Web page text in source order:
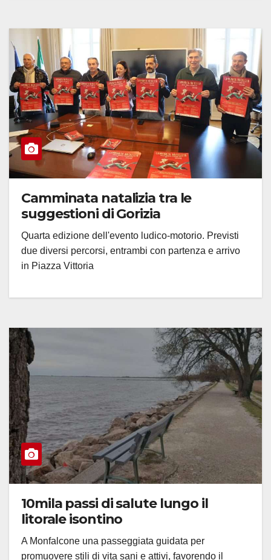
Camminata natalizia tra le
suggestioni di Gorizia
Quarta edizione dell'evento ludico-motorio. Previsti
due diversi percorsi, entrambi con partenza e arrivo
in Piazza Vittoria
10mila passi di salute lungo il
litorale isontino
A Monfalcone una passeggiata guidata per
promuovere stili di vita sani e attivi, favorendo il